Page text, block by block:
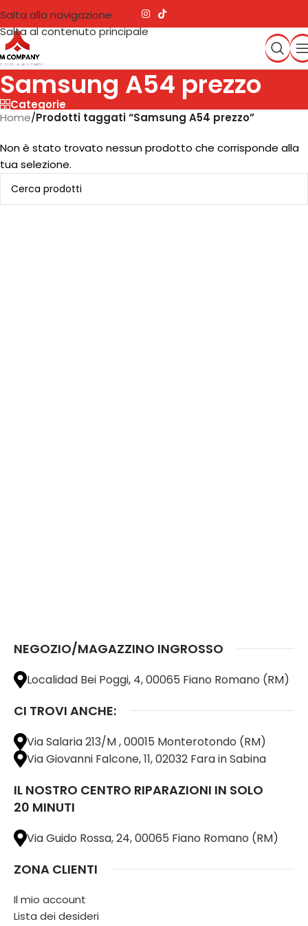
Salta alla navigazione
Salta al contenuto principale
Samsung A54 prezzo
Categorie
Home/Prodotti taggati “Samsung A54 prezzo”
Non è stato trovato nessun prodotto che corrisponde alla
tua selezione.
NEGOZIO/MAGAZZINO INGROSSO
Localidad Bei Poggi, 4, 00065 Fiano Romano (RM)
CI TROVI ANCHE:
Via Salaria 213/M , 00015 Monterotondo (RM)
Via Giovanni Falcone, 11, 02032 Fara in Sabina
IL NOSTRO CENTRO RIPARAZIONI IN SOLO
20 MINUTI
Via Guido Rossa, 24, 00065 Fiano Romano (RM)
ZONA CLIENTI
Il mio account
Lista dei desideri